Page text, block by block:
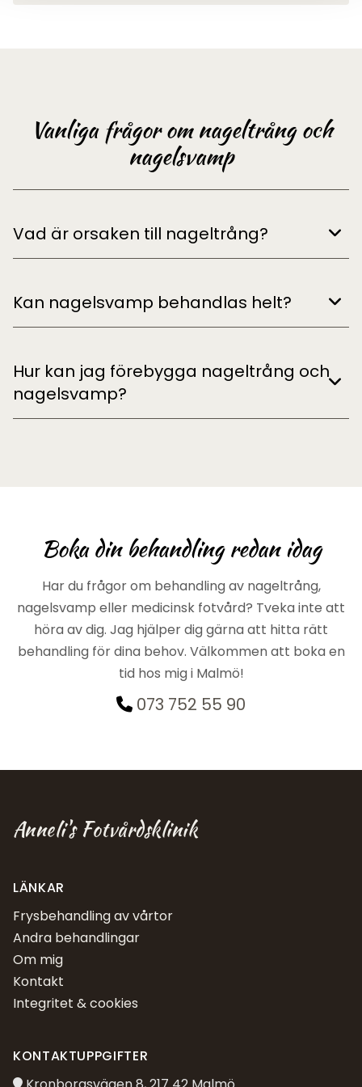
Vanliga frågor om nageltrång och
nagelsvamp
Vad är orsaken till nageltrång?
Kan nagelsvamp behandlas helt?
Hur kan jag förebygga nageltrång och
nagelsvamp?
Boka din behandling redan idag
Har du frågor om behandling av nageltrång,
nagelsvamp eller medicinsk fotvård? Tveka inte att
höra av dig. Jag hjälper dig gärna att hitta rätt
behandling för dina behov. Välkommen att boka en
tid hos mig i Malmö!
 073 752 55 90
Anneli's Fotvårdsklinik
LÄNKAR
Frysbehandling av vårtor
Andra behandlingar
Om mig
Kontakt
Integritet & cookies
KONTAKTUPPGIFTER
